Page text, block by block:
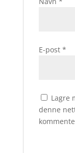
E-post *
Lagre
denne